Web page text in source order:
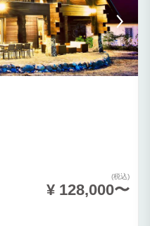
(税込)
¥ 128,000〜